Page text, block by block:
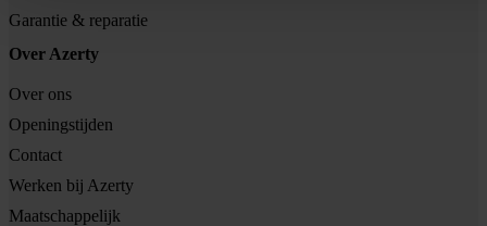
Garantie & reparatie
Over Azerty
Over ons
Openingstijden
Contact
Werken bij Azerty
Maatschappelijk